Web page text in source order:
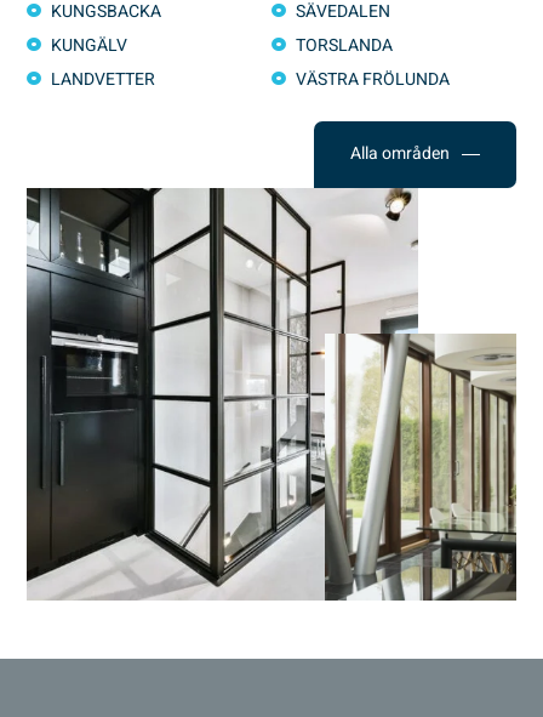
KUNGSBACKA
KUNGÄLV
LANDVETTER
SÄVEDALEN
TORSLANDA
VÄSTRA FRÖLUNDA
Alla områden